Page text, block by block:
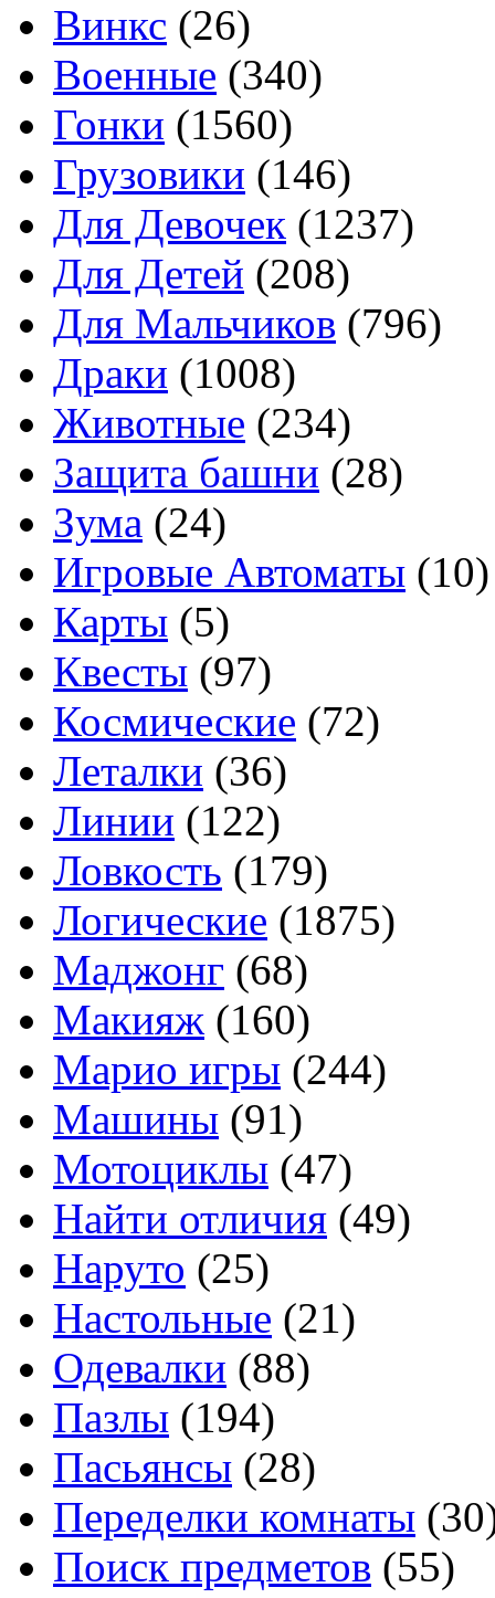
Винкс (26)
Военные (340)
Гонки (1560)
Грузовики (146)
Для Девочек (1237)
Для Детей (208)
Для Мальчиков (796)
Драки (1008)
Животные (234)
Защита башни (28)
Зума (24)
Игровые Автоматы (10)
Карты (5)
Квесты (97)
Космические (72)
Леталки (36)
Линии (122)
Ловкость (179)
Логические (1875)
Маджонг (68)
Макияж (160)
Марио игры (244)
Машины (91)
Мотоциклы (47)
Найти отличия (49)
Наруто (25)
Настольные (21)
Одевалки (88)
Пазлы (194)
Пасьянсы (28)
Переделки комнаты
Поиск предметов (55)